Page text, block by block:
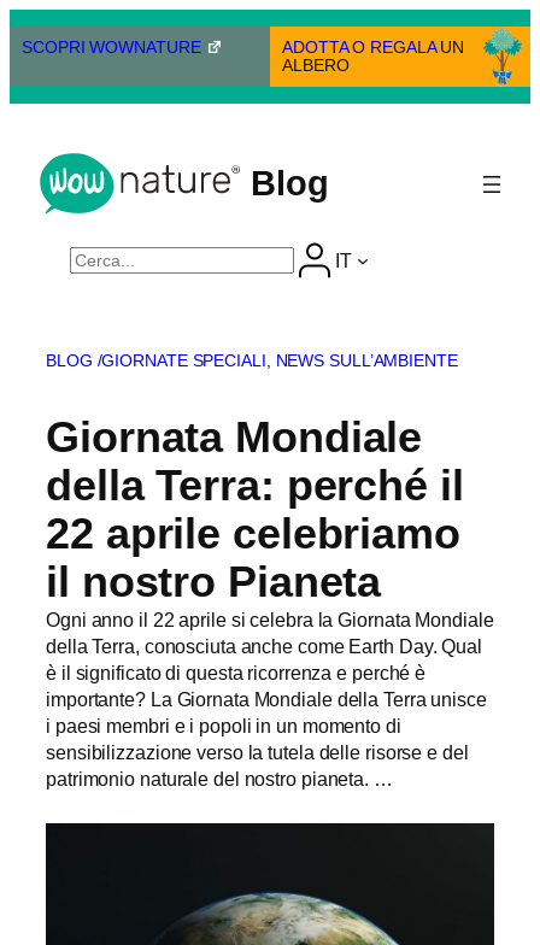
Vai
alSCOPRI WOWNATURE ADOTTA O REGALAUN
ALBERO
Blog
Cerca IT
BLOG /GIORNATE SPECIALI NEWS SULL’AMBIENTE
Giornata Mondiale
della Terra: perché il
22 aprile celebriamo
il nostro Pianeta
Ogni anno il 22 aprile si celebra la Giornata Mondiale
della Terra, conosciuta anche come Earth Day. Qual
è il significato di questa ricorrenza e perché è
importante? La Giornata Mondiale della Terra unisce
i paesi membri e i popoli in un momento di
sensibilizzazione verso la tutela delle risorse e del
patrimonio naturale del nostro pianeta. …